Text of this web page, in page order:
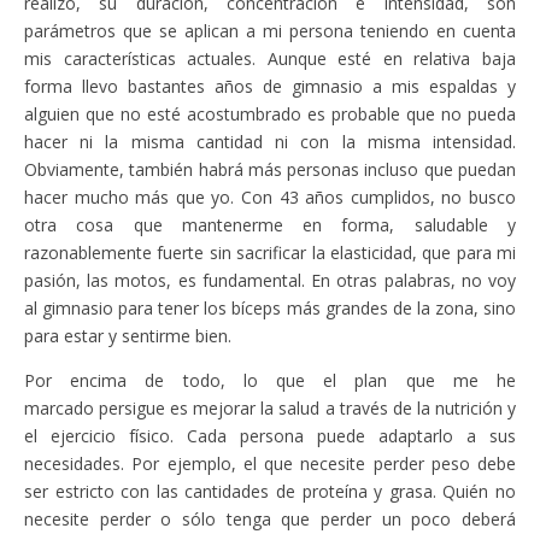
parámetros que se aplican a mi persona teniendo en cuenta
mis características actuales. Aunque esté en relativa baja
forma llevo bastantes años de gimnasio a mis espaldas y
alguien que no esté acostumbrado es probable que no pueda
hacer ni la misma cantidad ni con la misma intensidad.
Obviamente, también habrá más personas incluso que puedan
hacer mucho más que yo. Con 43 años cumplidos, no busco
otra cosa que mantenerme en forma, saludable y
razonablemente fuerte sin sacrificar la elasticidad, que para mi
pasión, las motos, es fundamental. En otras palabras, no voy
al gimnasio para tener los bíceps más grandes de la zona, sino
para estar y sentirme bien.
Por encima de todo, lo que el plan que me he
marcado persigue es mejorar la salud a través de la nutrición y
el ejercicio físico. Cada persona puede adaptarlo a sus
necesidades. Por ejemplo, el que necesite perder peso debe
ser estricto con las cantidades de proteína y grasa. Quién no
necesite perder o sólo tenga que perder un poco deberá